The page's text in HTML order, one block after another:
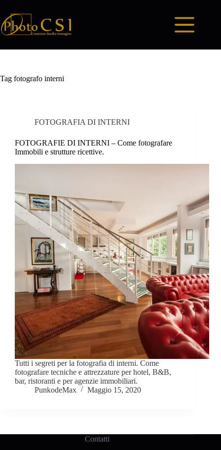
contenuto
Tag fotografo interni
FOTOGRAFIA DI INTERNI
FOTOGRAFIE DI INTERNI – Come fotografare
Immobili e strutture ricettive.
Tutti i segreti per la fotografia di interni. Come
fotografare tecniche e attrezzature per hotel, B&B,
bar, ristoranti e per agenzie immobiliari.
PunkodeMax
Maggio 15, 2020
Contatti